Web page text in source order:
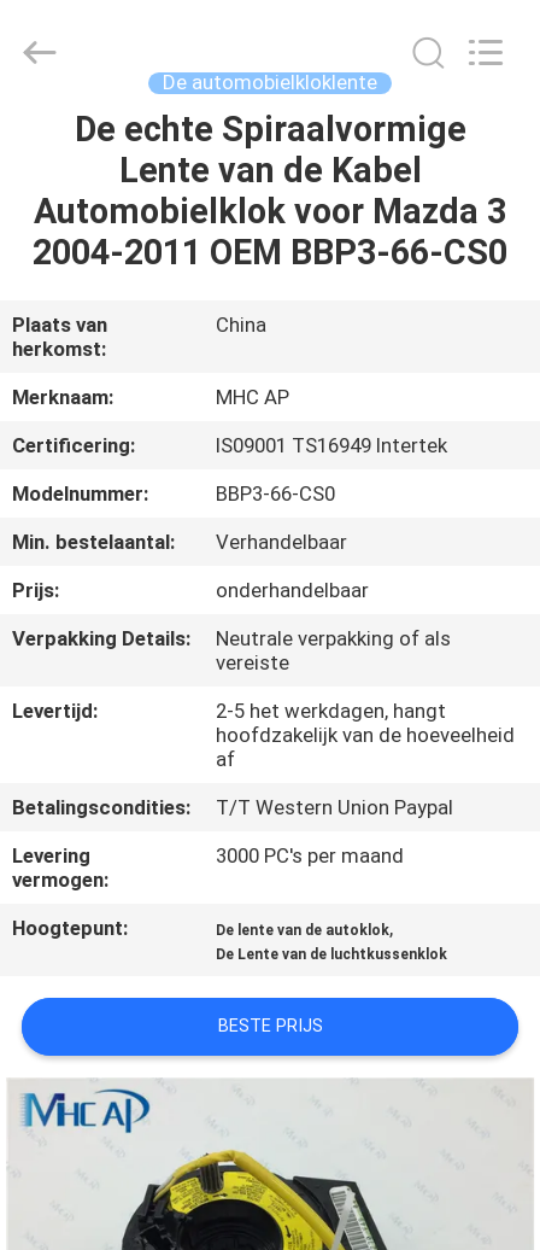
PRODUCTEN
ONS
FABRIEKSREIS
KWALITEITSCONTROLE
NEEM
CONTACT
OP
VERZOEK
EEN
SITEMAP
PRIVACY
POLICY
Limited.
De automobielkloklente
De echte Spiraalvormige
Lente van de Kabel
Automobielklok voor Mazda 3
2004-2011 OEM BBP3-66-CS0
Plaats van
herkomst:
China
Merknaam:
MHC AP
Certificering:
IS09001 TS16949 Intertek
Modelnummer:
BBP3-66-CS0
Min. bestelaantal:
Verhandelbaar
Prijs:
onderhandelbaar
Verpakking Details:
Neutrale verpakking of als
vereiste
Levertijd:
2-5 het werkdagen, hangt
hoofdzakelijk van de hoeveelheid
af
Betalingscondities:
T/T Western Union Paypal
Levering
vermogen:
3000 PC's per maand
Hoogtepunt: De lente van de autoklok,
De Lente van de luchtkussenklok
BESTE PRIJS